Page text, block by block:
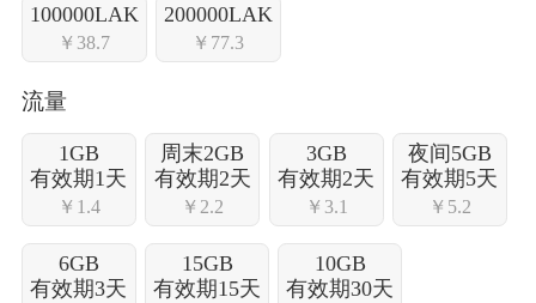
100000LAK
￥38.7
200000LAK
￥77.3
流量
1GB
有效期1天
￥1.4
周末2GB
有效期2天
￥2.2
3GB
有效期2天
￥3.1
夜间5GB
有效期5天
￥5.2
6GB
有效期3天
15GB
有效期15天
10GB
有效期30天